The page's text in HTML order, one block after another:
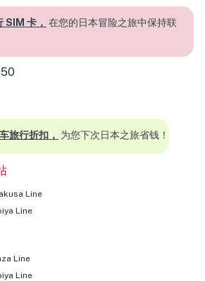
SIM 卡， 在您的日本冒险之旅中保持联
旅行折扣， 为您下次日本之旅省钱！
Line
Line
Line
Line